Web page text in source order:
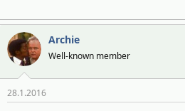
Archie
Well-known member
28.1.2016